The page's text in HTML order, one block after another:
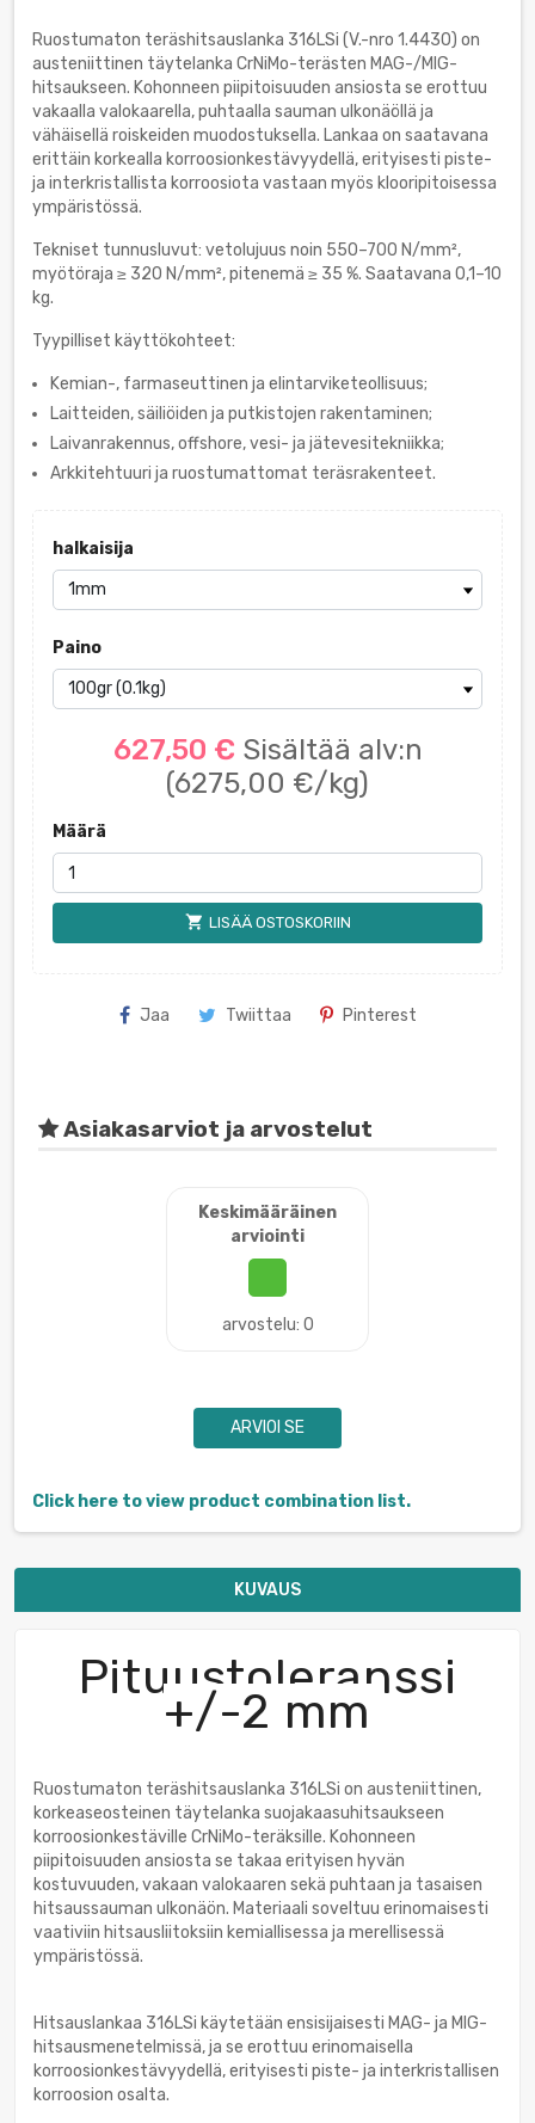
Ruostumaton teräshitsauslanka 316LSi (V.-nro 1.4430) on
austeniittinen täytelanka CrNiMo-terästen MAG-/MIG-
hitsaukseen. Kohonneen piipitoisuuden ansiosta se erottuu
vakaalla valokaarella, puhtaalla sauman ulkonäöllä ja
vähäisellä roiskeiden muodostuksella. Lankaa on saatavana
erittäin korkealla korroosionkestävyydellä, erityisesti piste-
ja interkristallista korroosiota vastaan myös klooripitoisessa
ympäristössä.
Tekniset tunnusluvut: vetolujuus noin 550–700 N/mm²,
myötöraja ≥ 320 N/mm², pitenemä ≥ 35 %. Saatavana 0,1–10
kg.
Tyypilliset käyttökohteet:
Kemian-, farmaseuttinen ja elintarviketeollisuus;
Laitteiden, säiliöiden ja putkistojen rakentaminen;
Laivanrakennus, offshore, vesi- ja jätevesitekniikka;
Arkkitehtuuri ja ruostumattomat teräsrakenteet.
halkaisija
Paino
627,50 € Sisältää alv:n
(6275,00 €/kg)
Määrä
shopping_cart LISÄÄ OSTOSKORIIN
Jaa Twiittaa Pinterest
Asiakasarviot ja arvostelut
Keskimääräinen
arviointi
arvostelu: 0
ARVIOI SE
Click here to view product combination list.
KUVAUS
Pituustoleranssi
+/-2 mm
Ruostumaton teräshitsauslanka 316LSi on austeniittinen,
korkeaseosteinen täytelanka suojakaasuhitsaukseen
korroosionkestäville CrNiMo-teräksille. Kohonneen
piipitoisuuden ansiosta se takaa erityisen hyvän
kostuvuuden, vakaan valokaaren sekä puhtaan ja tasaisen
hitsaussauman ulkonäön. Materiaali soveltuu erinomaisesti
vaativiin hitsausliitoksiin kemiallisessa ja merellisessä
ympäristössä.
Hitsauslankaa 316LSi käytetään ensisijaisesti MAG- ja MIG-
hitsausmenetelmissä, ja se erottuu erinomaisella
korroosionkestävyydellä, erityisesti piste- ja interkristallisen
korroosion osalta.